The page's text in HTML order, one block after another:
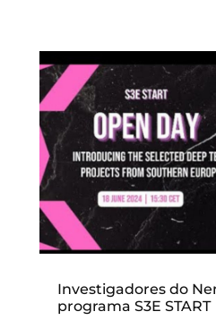
Investigadores do
programa S3E START